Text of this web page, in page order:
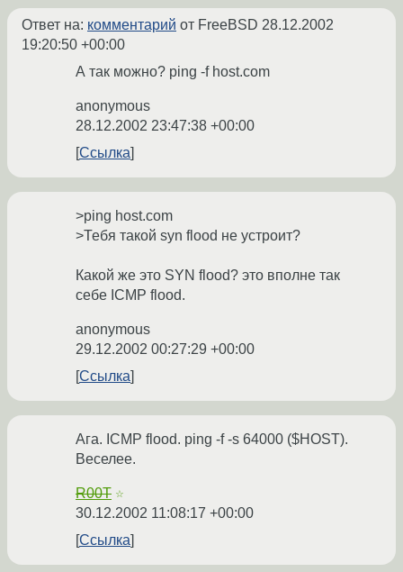
Ответ на: комментарий от FreeBSD 28.12.2002
19:20:50 +00:00
А так можно? ping -f host.com
anonymous
28.12.2002 23:47:38 +00:00
Ссылка
>ping host.com
>Тебя такой syn flood не устроит?
Какой же это SYN flood? это вполне так
себе ICMP flood.
anonymous
29.12.2002 00:27:29 +00:00
Ссылка
Ага. ICMP flood. ping -f -s 64000 ($HOST).
Веселее.
R00T ☆
30.12.2002 11:08:17 +00:00
Ссылка